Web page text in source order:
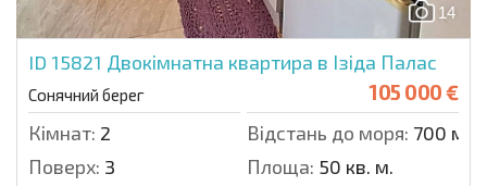
14
ID 15821 Двокімнатна квартира в Ізіда Палас
Сонячний берег 105 000 €
Кімнат: 2 Відстань до моря: 700 м.
Поверх: 3 Площа: 50 кв. м.